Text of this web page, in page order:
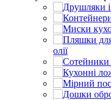
олії